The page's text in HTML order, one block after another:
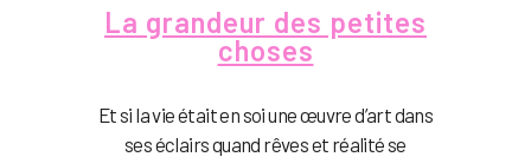
La grandeur des petites
choses
Et si la vie était en soi une œuvre d’art dans
ses éclairs quand rêves et réalité se